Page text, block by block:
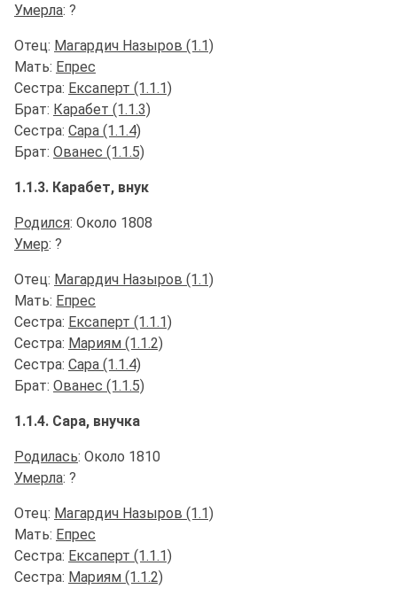
Умерла: ?
Отец: Магардич Назыров (1.1)
Мать: Епрес
Сестра: Ексаперт (1.1.1)
Брат: Карабет (1.1.3)
Сестра: Сара (1.1.4)
Брат: Ованес (1.1.5)
1.1.3. Карабет, внук
Родился: Около 1808
Умер: ?
Отец: Магардич Назыров (1.1)
Мать: Епрес
Сестра: Ексаперт (1.1.1)
Сестра: Мариям (1.1.2)
Сестра: Сара (1.1.4)
Брат: Ованес (1.1.5)
1.1.4. Сара, внучка
Родилась: Около 1810
Умерла: ?
Отец: Магардич Назыров (1.1)
Мать: Епрес
Сестра: Ексаперт (1.1.1)
Сестра: Мариям (1.1.2)